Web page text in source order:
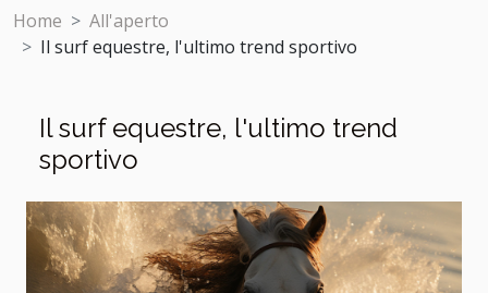
Home
All'aperto
Il surf equestre, l'ultimo trend sportivo
Il surf equestre, l'ultimo trend
sportivo